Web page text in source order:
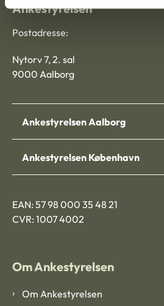
Ankestyrelsen
Postadresse:
Nytorv 7, 2. sal
9000 Aalborg
Ankestyrelsen Aalborg
Ankestyrelsen København
EAN: 57 98 000 35 48 21
CVR: 1007 4002
Om Ankestyrelsen
Om Ankestyrelsen